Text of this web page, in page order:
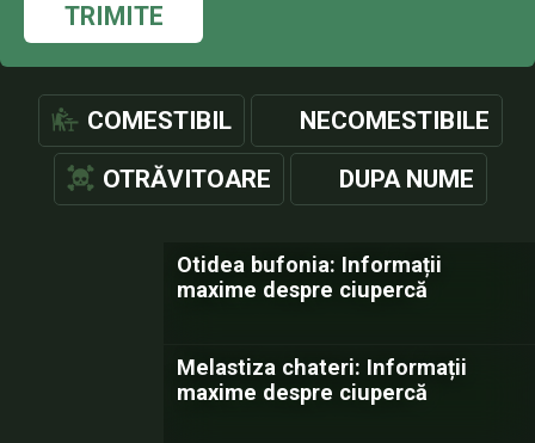
TRIMITE
COMESTIBIL NECOMESTIBILE
OTRĂVITOARE DUPA NUME
Otidea bufonia: Informații
maxime despre ciupercă
Melastiza chateri: Informații
maxime despre ciupercă